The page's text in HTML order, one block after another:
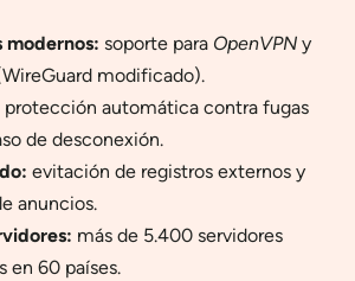
modernos: soporte para OpenVPN y
modificado).
protección automática contra fugas
de desconexión.
evitación de registros externos y
anuncios.
más de 5.400 servidores
en 60 países.